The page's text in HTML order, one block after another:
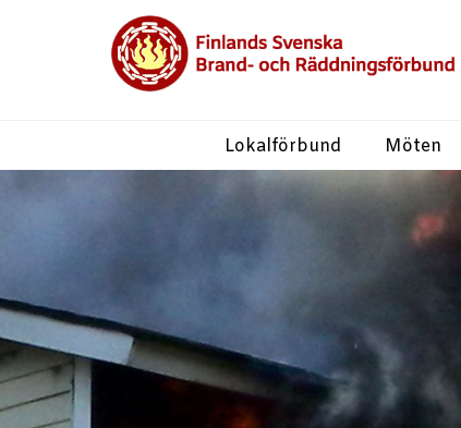
Lokalförbund Möten